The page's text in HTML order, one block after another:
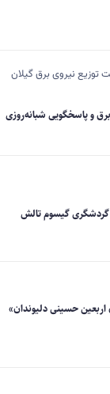
نیروی برق گیلان
و پاسخگویی شبانه‌روزی
اربعین حسینی دلیوندان»